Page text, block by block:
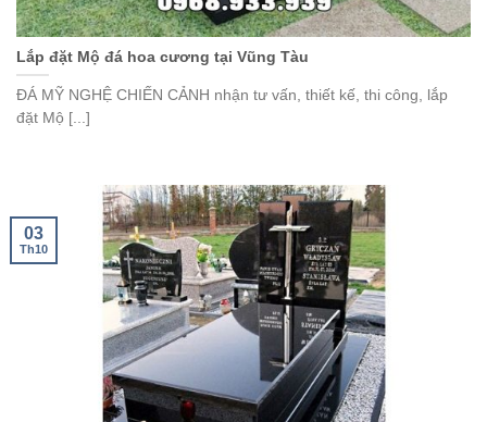
Lắp đặt Mộ đá hoa cương tại Vũng Tàu
ĐÁ MỸ NGHỆ CHIẾN CẢNH nhận tư vấn, thiết kế, thi công, lắp
đặt Mộ [...]
03
Th10